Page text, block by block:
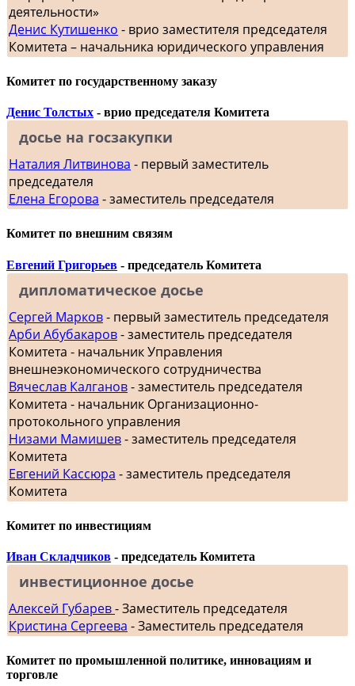
деятельности»
Денис Кутишенко - врио заместителя председателя
Комитета – начальника юридического управления
Комитет по государственному заказу
Денис Толстых - врио председателя Комитета
досье на госзакупки
Наталия Литвинова - первый заместитель
председателя
Елена Егорова - заместитель председателя
Комитет по внешним связям
Евгений Григорьев - председатель Комитета
дипломатическое досье
Сергей Марков- первый заместитель председателя
Арби Абубакаров- заместитель председателя
Комитета - начальник Управления
внешнеэкономического сотрудничества
Вячеслав Калганов- заместитель председателя
Комитета - начальник Организационно-
протокольного управления
Низами Мамишев- заместитель председателя
Комитета
Евгений Кассюра - заместитель председателя
Комитета
Комитет по инвестициям
Иван Складчиков - председатель Комитета
инвестиционное досье
Алексей Губарев- Заместитель председателя
Кристина Сергеева - Заместитель председателя
Комитет по промышленной политике, инновациям и
торговле